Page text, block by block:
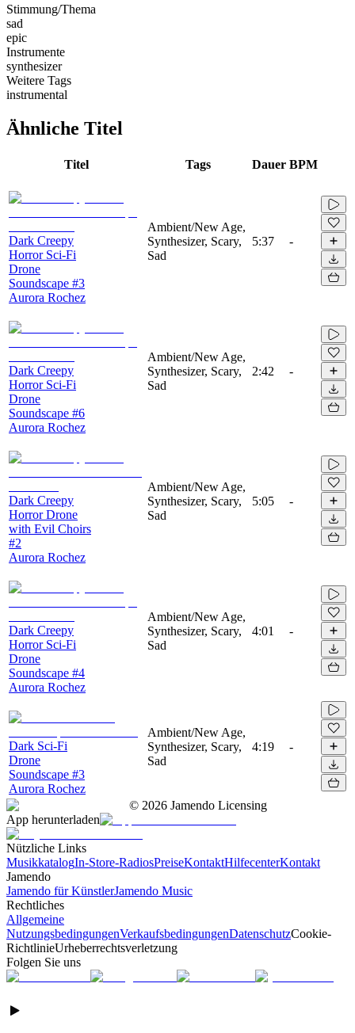
Stimmung/Thema
sad
epic
Instrumente
synthesizer
Weitere Tags
instrumental
Ähnliche Titel
Titel Tags Dauer BPM
Dark Creepy
Horror Sci-Fi
Drone
Soundscape #3
Aurora Rochez
Ambient/New Age,
Synthesizer, Scary,
Sad
5:37 -
Dark Creepy
Horror Sci-Fi
Drone
Soundscape #6
Aurora Rochez
Ambient/New Age,
Synthesizer, Scary,
Sad
2:42 -
Dark Creepy
Horror Drone
with Evil Choirs
#2
Aurora Rochez
Ambient/New Age,
Synthesizer, Scary,
Sad
5:05 -
Dark Creepy
Horror Sci-Fi
Drone
Soundscape #4
Aurora Rochez
Ambient/New Age,
Synthesizer, Scary,
Sad
4:01 -
Dark Sci-Fi
Drone
Soundscape #3
Aurora Rochez
Ambient/New Age,
Synthesizer, Scary,
Sad
4:19 -
© 2026 Jamendo Licensing
App herunterladen
Nützliche Links
MusikkatalogIn-Store-RadiosPreiseKontaktHilfecenterKontakt
Jamendo
Jamendo für KünstlerJamendo Music
Rechtliches
Allgemeine
NutzungsbedingungenVerkaufsbedingungenDatenschutzCookie-
RichtlinieUrheberrechtsverletzung
Folgen Sie uns